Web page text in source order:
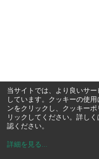
当サイトでは、より良いサ
しています。クッキーの使
ンをクリックし、クッキー
リックしてください。詳し
認ください。
詳細を見る ...